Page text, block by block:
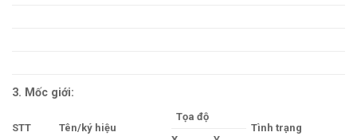
3. Mốc giới:
STT Tên/ký hiệu
Tọa độ
Tình trạng